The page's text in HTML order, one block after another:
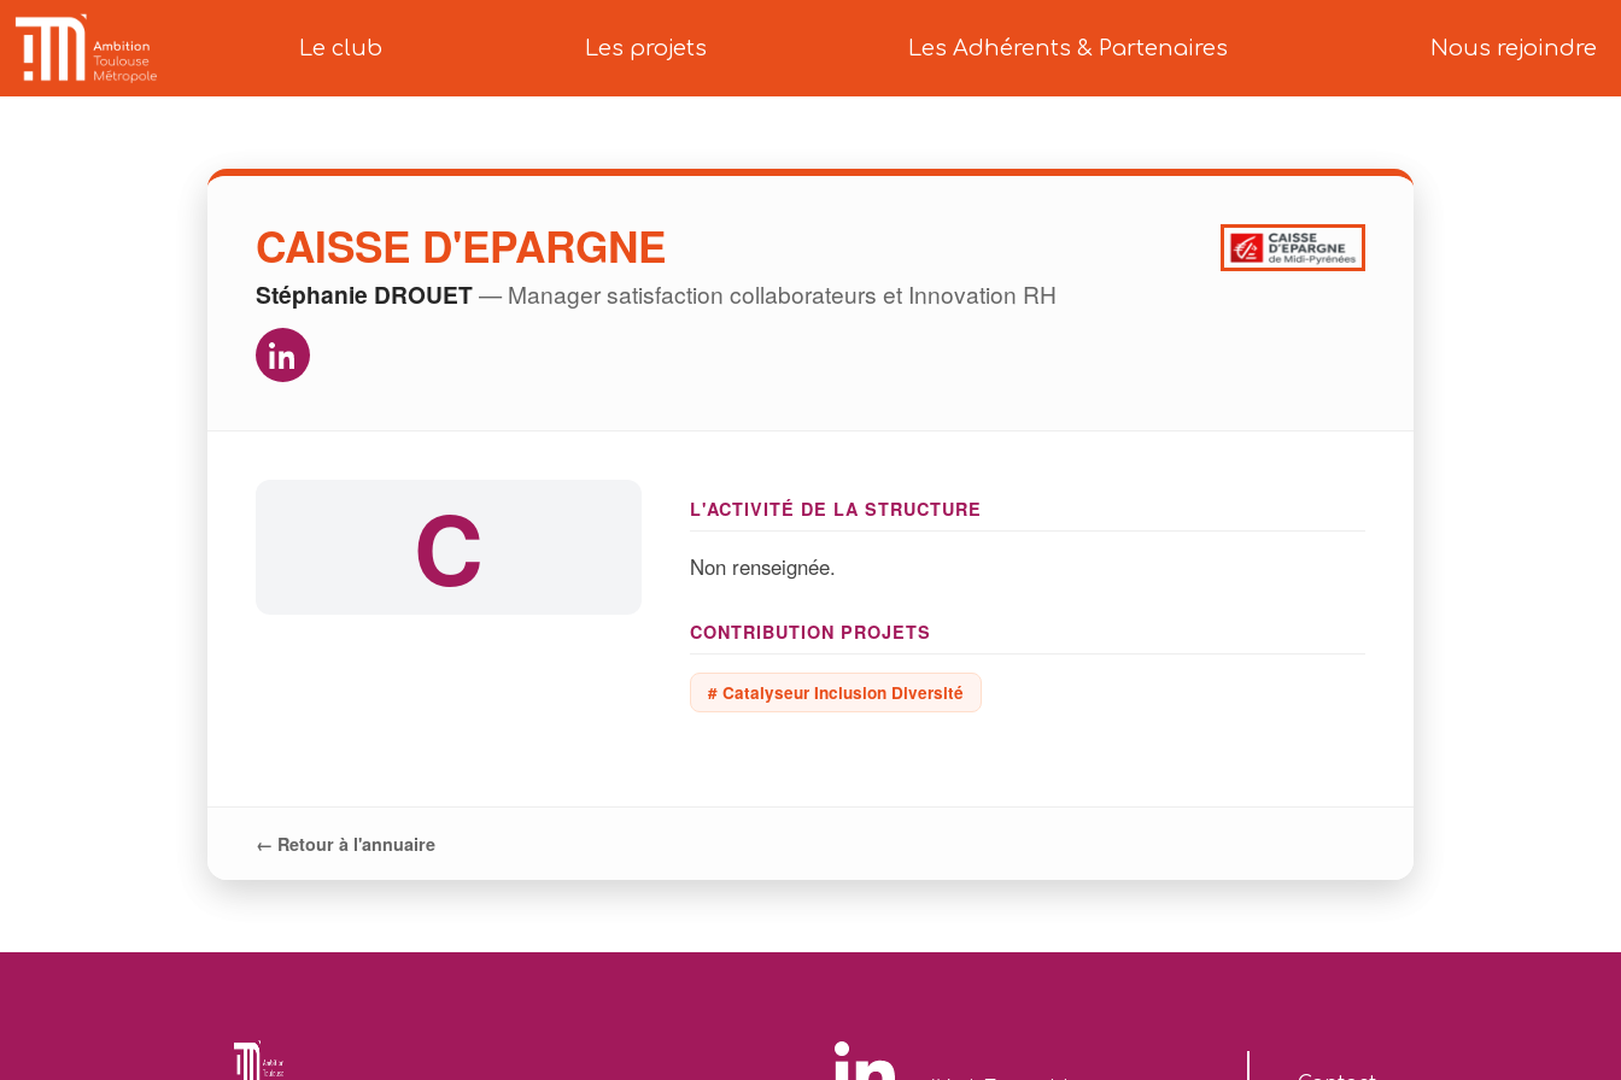
Le club Les projets Les Adhérents & Partenaires Nous rejoindre
CAISSE D'EPARGNE
Stéphanie DROUET— Manager satisfaction collaborateurs et Innovation RH
C L'ACTIVITÉ DE LA STRUCTURE
Non renseignée.
CONTRIBUTION PROJETS
# Catalyseur Inclusion Diversité
← Retour à l'annuaire